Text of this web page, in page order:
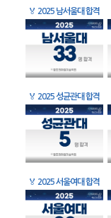
🏅 2025 남서울대 합격
🏅 2025 성균관대 합격
🏅 2025 서울여대 합격